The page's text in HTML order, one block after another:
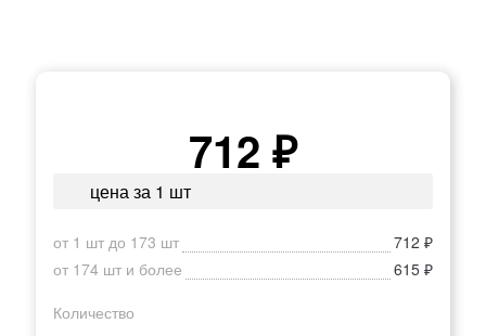
712 ₽
цена за 1 шт
от 1 шт до 173 шт
712 ₽
от 174 шт и более
615 ₽
Количество